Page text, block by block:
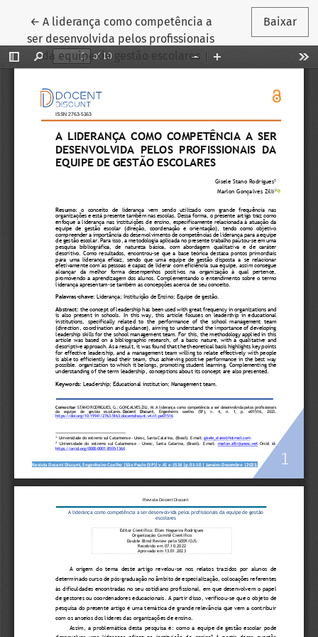
← Voltar aos Detalhes do Artigo
A liderança como competência a
ser desenvolvida pelos profissionais
da equipe de gestão escolares
Baixar